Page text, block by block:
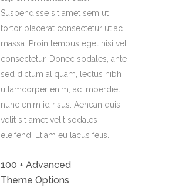
Suspendisse sit amet sem ut
tortor placerat consectetur ut ac
massa. Proin tempus eget nisi vel
consectetur. Donec sodales, ante
sed dictum aliquam, lectus nibh
ullamcorper enim, ac imperdiet
nunc enim id risus. Aenean quis
velit sit amet velit sodales
eleifend. Etiam eu lacus felis.
100 + Advanced
Theme Options